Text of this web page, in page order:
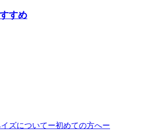
すめ